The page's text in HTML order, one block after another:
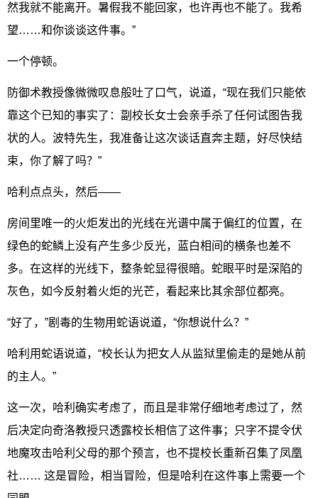
然我就不能离开。暑假我不能回家，也许再也不能了。我希
望……和你谈谈这件事。”
一个停顿。
防御术教授像微微叹息般吐了口气，说道，“现在我们只能依
靠这个已知的事实了：副校长女士会亲手杀了任何试图告我
状的人。波特先生，我准备让这次谈话直奔主题，好尽快结
束，你了解了吗？”
哈利点点头，然后——
房间里唯一的火炬发出的光线在光谱中属于偏红的位置，在
绿色的蛇鳞上没有产生多少反光，蓝白相间的横条也差不
多。在这样的光线下，整条蛇显得很暗。蛇眼平时是深陷的
灰色，如今反射着火炬的光芒，看起来比其余部位都亮。
“好了，”剧毒的生物用蛇语说道，“你想说什么？”
哈利用蛇语说道，“校长认为把女人从监狱里偷走的是她从前
的主人。”
这一次，哈利确实考虑了，而且是非常仔细地考虑过了，然
后决定向奇洛教授只透露校长相信了这件事；只字不提令伏
地魔攻击哈利父母的那个预言，也不提校长重新召集了凤凰
社…… 这是冒险，相当冒险，但是哈利在这件事上需要一个